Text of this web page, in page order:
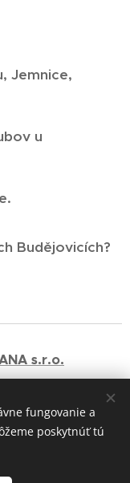
Jemnice,
u
Budějovicích?
s.r.o.
fungovanie a
poskytnúť tú